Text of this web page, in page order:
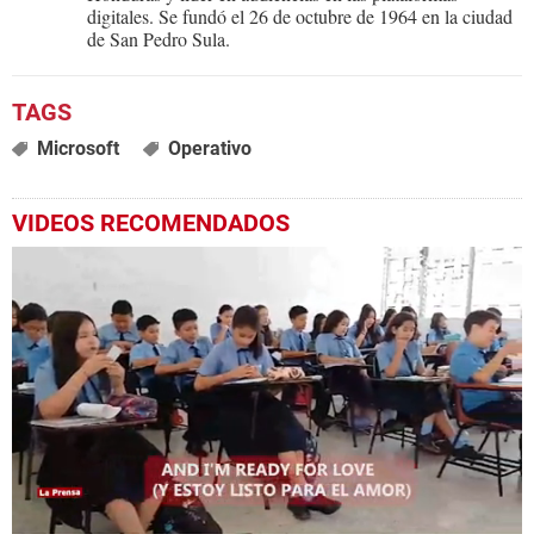
digitales. Se fundó el 26 de octubre de 1964 en la ciudad
de San Pedro Sula.
Microsoft Operativo
VIDEOS RECOMENDADOS